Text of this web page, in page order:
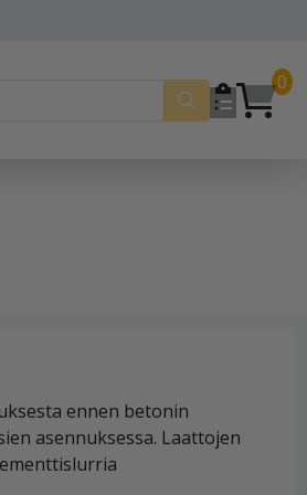
0
ennen betonin
asennuksessa. Laattojen